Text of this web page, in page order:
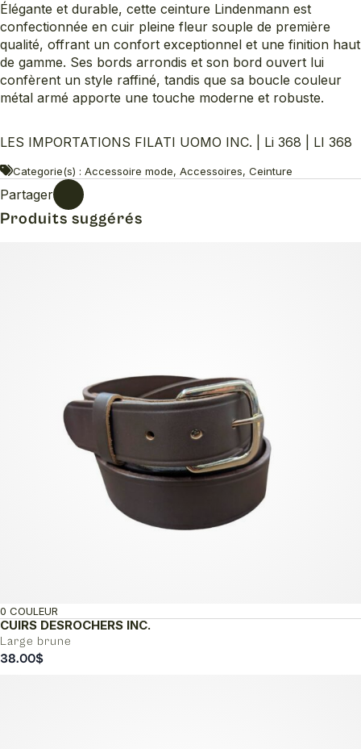
Élégante et durable, cette ceinture Lindenmann est
confectionnée en cuir pleine fleur souple de première
qualité, offrant un confort exceptionnel et une finition haut
de gamme. Ses bords arrondis et son bord ouvert lui
confèrent un style raffiné, tandis que sa boucle couleur
métal armé apporte une touche moderne et robuste.
LES IMPORTATIONS FILATI UOMO INC. | Li 368 | LI 368
Categorie(s) : Accessoire mode, Accessoires, Ceinture
Partager
Produits suggérés
CUIRS DESROCHERS INC.
Large brune
0 COULEUR
38.00$